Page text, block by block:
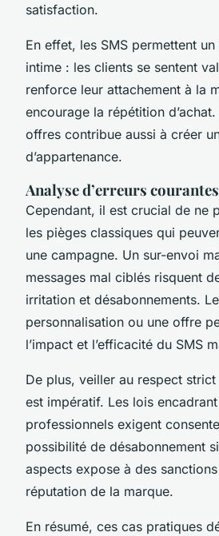
satisfaction.
En effet, les SMS permettent
intime : les clients se sentent
renforce leur attachement à la
encourage la répétition d’achat.
offres contribue aussi à créer
d’appartenance.
Analyse d’erreurs
Cependant, il est crucial de ne
les pièges classiques qui
une campagne. Un sur-envoi
messages mal ciblés risquent
irritation et désabonnements.
personnalisation ou une offre
l’impact et l’efficacité du SMS
De plus, veiller au respect
est impératif. Les lois encadrant
professionnels exigent
possibilité de désabonnement
aspects expose à des
réputation de la marque.
En résumé, ces cas pratiques